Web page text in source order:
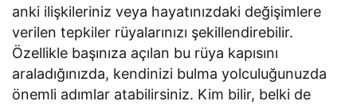
anki ilişkileriniz veya hayatınızdaki değişimlere
verilen tepkiler rüyalarınızı şekillendirebilir.
Özellikle başınıza açılan bu rüya kapısını
araladığınızda, kendinizi bulma yolculuğunuzda
önemli adımlar atabilirsiniz. Kim bilir, belki de